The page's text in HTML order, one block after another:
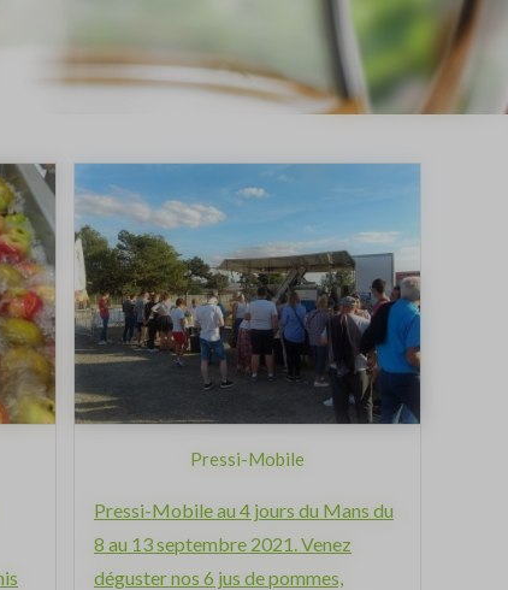
Pressi-Mobile
Pressi-Mobile au 4 jours du Mans du
8 au 13 septembre 2021. Venez
déguster nos 6 jus de pommes,